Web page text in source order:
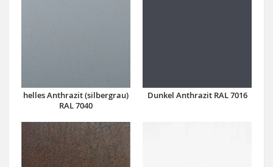
helles Anthrazit (silbergrau)
RAL 7040
Dunkel Anthrazit RAL 7016